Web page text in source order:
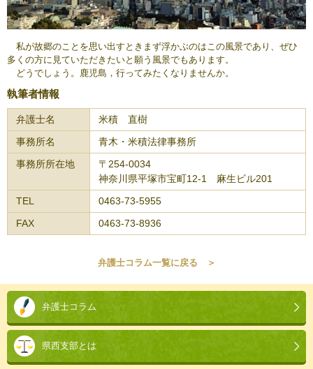
私が故郷のことを思い出すときまず浮かぶのはこの風景であり、ぜひ
多くの方に見ていただきたいと願う風景でもあります。
どうでしょう。鹿児島，行ってみたくなりませんか。
執筆者情報
弁護士名
米積 直樹
事務所名
青木・米積法律事務所
事務所所在地
〒254-0034
神奈川県平塚市宝町12-1 麻生ビル201
TEL
0463-73-5955
FAX
0463-73-8936
弁護士コラム一覧に戻る ＞
本
こ
こ
で。
弁護士コラム
県西支部とは